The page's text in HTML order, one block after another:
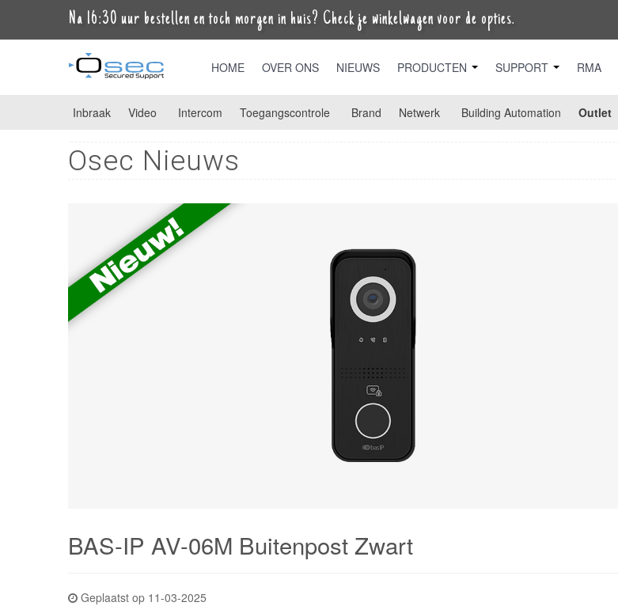
Na 16:30 uur bestellen en toch morgen in huis? Check je winkelwagen voor de opties.
HOME OVER ONS NIEUWS PRODUCTEN SUPPORT RMA
Inbraak Video Intercom Toegangscontrole Brand Netwerk Building Automation Outlet
Osec Nieuws
BAS-IP AV-06M Buitenpost Zwart
Geplaatst op 11-03-2025